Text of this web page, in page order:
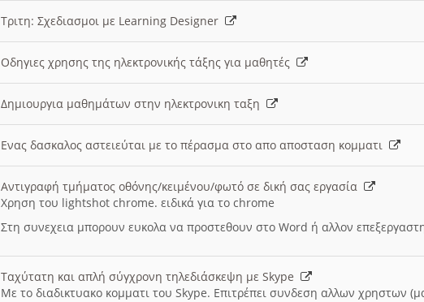
Τριτη: Σχεδιασμοι με Learning Designer
Οδηγιες χρησης της ηλεκτρονικής τάξης για μαθητές
Δημιουργια μαθημάτων στην ηλεκτρονικη ταξη
Ενας δασκαλος αστειεύται με το πέρασμα στο απο αποσταση κομματι
Αντιγραφή τμήματος οθόνης/κειμένου/φωτό σε δική σας εργασία
Χρηση του lightshot chrome. ειδικά για το chrome
Στη συνεχεια μπορουν ευκολα να προστεθουν στο Word ή αλλον
Ταχύτατη και απλή σύγχρονη τηλεδιάσκεψη με Skype
Με το διαδικτυακο κομματι του Skype. Επιτρέπει συνδεση αλλων χρηστων